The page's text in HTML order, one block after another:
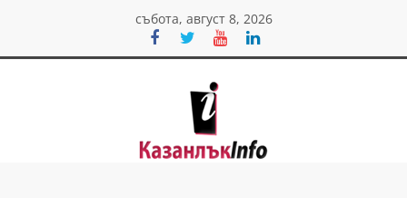
content
събота, август 8, 2026
Казанлък